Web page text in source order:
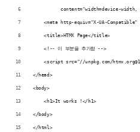
content="width=device-
<meta http-equiv="X-UA-Compatible"
    <title>HTMX Page</title>
    <!-- 이 부분을 추가함 -->
<script src="//unpkg.com/
</head>
<body>
    <h1>It works !</h1>
</body>
</html>